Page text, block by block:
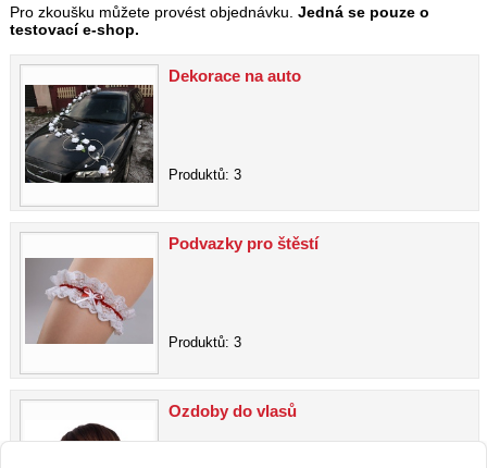
Pro zkoušku můžete provést objednávku. Jedná se pouze o
testovací e-shop.
Dekorace na auto
Produktů: 3
Podvazky pro štěstí
Produktů: 3
Ozdoby do vlasů